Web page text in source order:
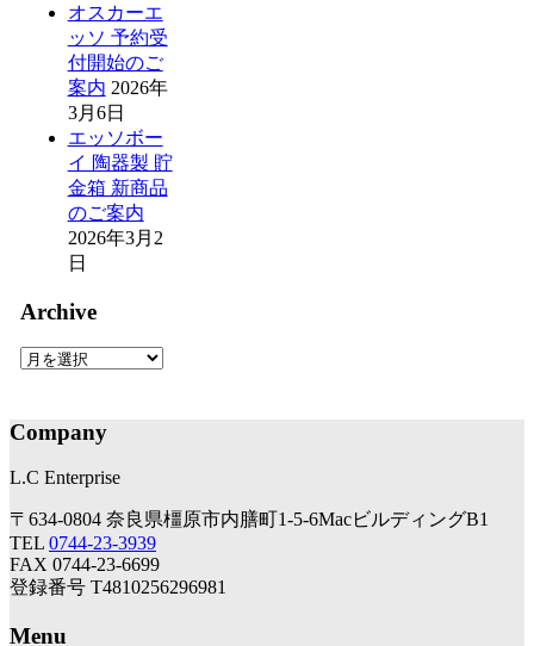
オスカーエ
ッソ 予約受
付開始のご
案内 2026年
3月6日
エッソボー
イ 陶器製 貯
金箱 新商品
のご案内
2026年3月2
日
Archive
Archive
Company
L.C Enterprise
〒634-0804 奈良県橿原市内膳町1-5-6MacビルディングB1
TEL 0744-23-3939
FAX 0744-23-6699
登録番号 T4810256296981
Menu